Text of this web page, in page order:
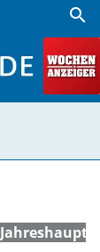
search